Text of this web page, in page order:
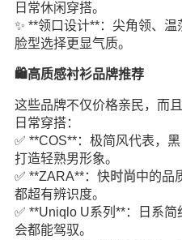
日常休闲穿搭。
✨ **领口设计**：尖角领、
脸型选择更显气质。
🛍️高质感衬衫品牌推荐
这些品牌不仅价格亲民，而
日常穿搭：
✅ **COS**：极简风代表，
打造轻熟男形象。
✅ **ZARA**：快时尚中的品
都超有辨识度。
✅ **Uniqlo U系列**：日系
会都能驾驭。